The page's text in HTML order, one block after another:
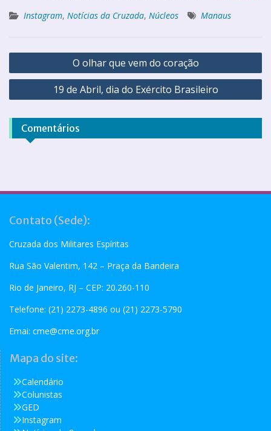
Instagram, Notícias da Cruzada, Núcleos Manaus
O olhar que vem do coração
19 de Abril, dia do Exército Brasileiro
Comentários
Contato (Sede):
Cruzada dos Militares Espíritas
Rua São Valentim, 142 – Praça da Bandeira
Rio de Janeiro, RJ – CEP: 20.260-110
Telefone: (21) 2273-4896 ou (21) 2273-5790
Emai: cme@cme.org.br
Mapa do site:
Calendário
Colunistas
GED
Instagram